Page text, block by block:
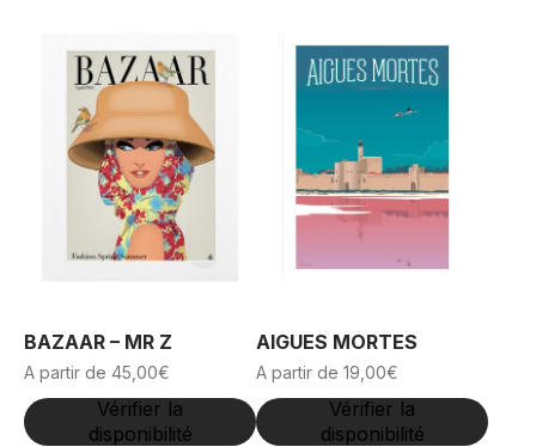
BAZAAR – MR Z
A partir de 45,00€
Vérifier la
disponibilité
AIGUES MORTES
A partir de 19,00€
Vérifier la
disponibilité